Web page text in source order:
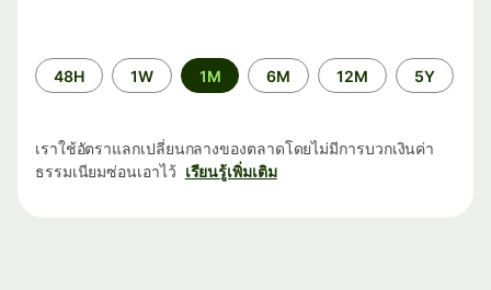
ระยะ
เวลา
48H 1W 1M 6M 12M 5Y
เราใช้อัตราแลกเปลี่ยนกลางของตลาดโดยไม่มีการบวกเงินค่า
ธรรมเนียมซ่อนเอาไว้ เรียนรู้เพิ่มเติม